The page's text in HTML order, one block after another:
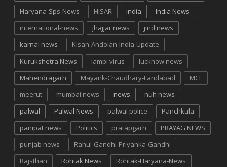
Haryana-Sps-News
HISAR india
India News
international-news
jhajjar news
jind news
karnal news
Kisan-Andolan-India-Update
Kurukshetra News
lampi virus
lucknow news
Mahendragarh
Mayank-Chaudhary-Faridabad
MCF
meerut
mumbai news news
nuh news
palwal
Palwal News palwal police
Panchkula
panipat news
Politics pratapgarh
PRAYAG NEWS
punjab news
Rahul-Gandhi-Priyanka-Gandhi
Rajsthan
Rohtak News Rohtak-Haryana-News